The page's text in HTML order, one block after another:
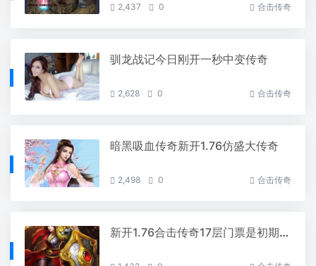
2,437 0 合击传奇
驯龙战记今日刚开一秒中变传奇
2,628 0 合击传奇
暗黑吸血传奇新开1.76仿盛大传奇
2,498 0 合击传奇
新开1.76合击传奇17层门票是初期玩家赚钱最好的场所